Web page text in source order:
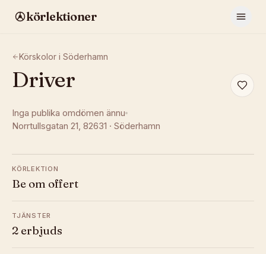
körlektioner
Körskolor i Söderhamn
Driver
Inga publika omdömen ännu
Norrtullsgatan 21, 82631 · Söderhamn
KÖRLEKTION
Be om offert
TJÄNSTER
2 erbjuds